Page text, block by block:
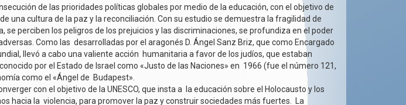
de las prioridades políticas globales por medio de la educación, con el objetivo de
una cultura de la paz y la reconciliación. Con su estudio se demuestra la fragilidad de
perciben los peligros de los prejuicios y las discriminaciones, se profundiza en el poder
Como las desarrolladas por el aragonés D. Ángel Sanz Briz, que como Encargado
llevó a cabo una valiente acción humanitaria a favor de los judíos, que estaban
por el Estado de Israel como «Justo de las Naciones» en 1966 (fue el número 121,
como el «Ángel de Budapest».
con el objetivo de la UNESCO, que insta a la educación sobre el Holocausto y los
hacia la violencia, para promover la paz y construir sociedades más fuertes. La